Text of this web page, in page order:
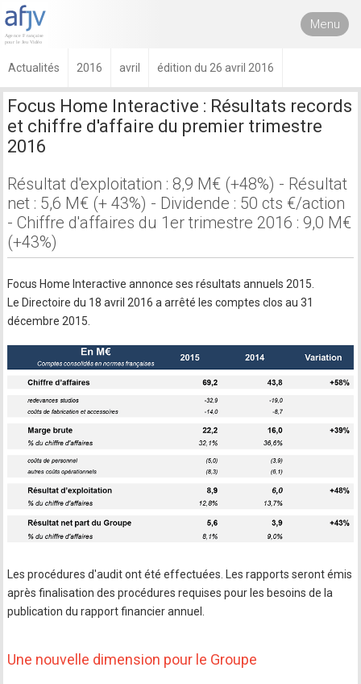
Menu
Actualités 2016 avril édition du 26 avril 2016
Focus Home Interactive : Résultats records
et chiffre d'affaire du premier trimestre
2016
Résultat d'exploitation : 8,9 M€ (+48%) - Résultat
net : 5,6 M€ (+ 43%) - Dividende : 50 cts €/action
- Chiffre d'affaires du 1er trimestre 2016 : 9,0 M€
(+43%)
Focus Home Interactive annonce ses résultats annuels 2015.
Le Directoire du 18 avril 2016 a arrêté les comptes clos au 31
décembre 2015.
Les procédures d'audit ont été effectuées. Les rapports seront émis
après finalisation des procédures requises pour les besoins de la
publication du rapport financier annuel.
Une nouvelle dimension pour le Groupe